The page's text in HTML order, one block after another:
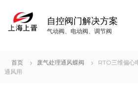
自控阀门解决方案
气动阀、电动阀、调节阀
首页 废气处理通风蝶阀
RTO三维偏心
通风用